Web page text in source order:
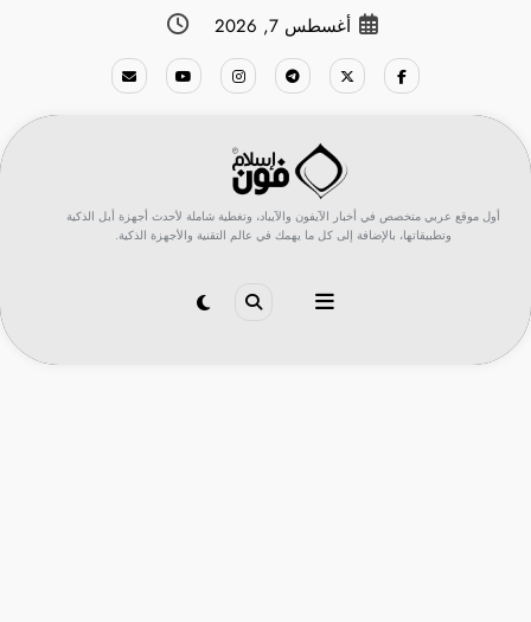
أغسطس 7, 2026
أول موقع عربي متخصص في أخبار الآيفون والآيباد، وتغطية شاملة لأحدث أجهزة أبل الذكية
وتطبيقاتها، بالإضافة إلى كل ما يهمك في عالم التقنية والأجهزة الذكية.